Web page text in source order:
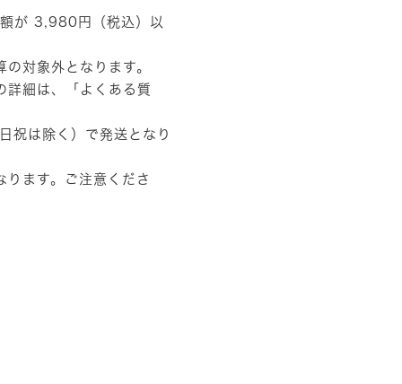
が 3,980円（税込）以
対象外となります。
細は、
「よくある質
祝は除く）で発送となり
ます。ご注意くださ